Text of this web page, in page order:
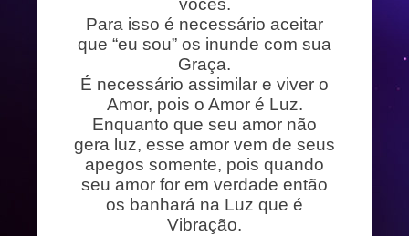
vocês.
Para isso é necessário aceitar
que “eu sou” os inunde com sua
Graça.
É necessário assimilar e viver o
Amor, pois o Amor é Luz.
Enquanto que seu amor não
gera luz, esse amor vem de seus
apegos somente, pois quando
seu amor for em verdade então
os banhará na Luz que é
Vibração.